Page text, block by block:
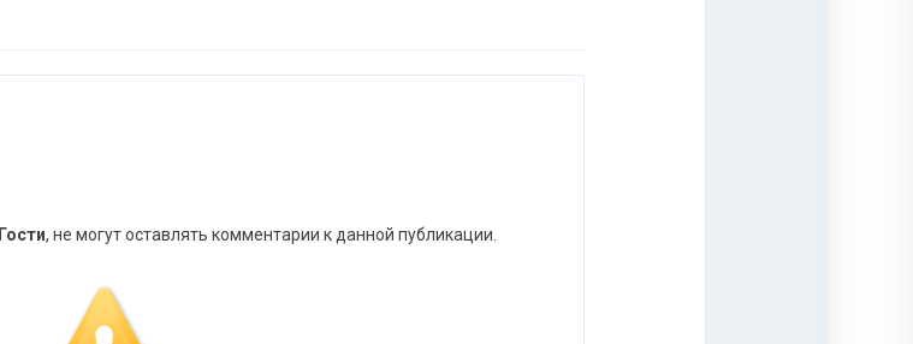
Гости, не могут оставлять комментарии к данной публикации.